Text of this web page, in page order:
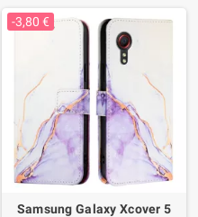
-3,80 €
Samsung Galaxy Xcover 5